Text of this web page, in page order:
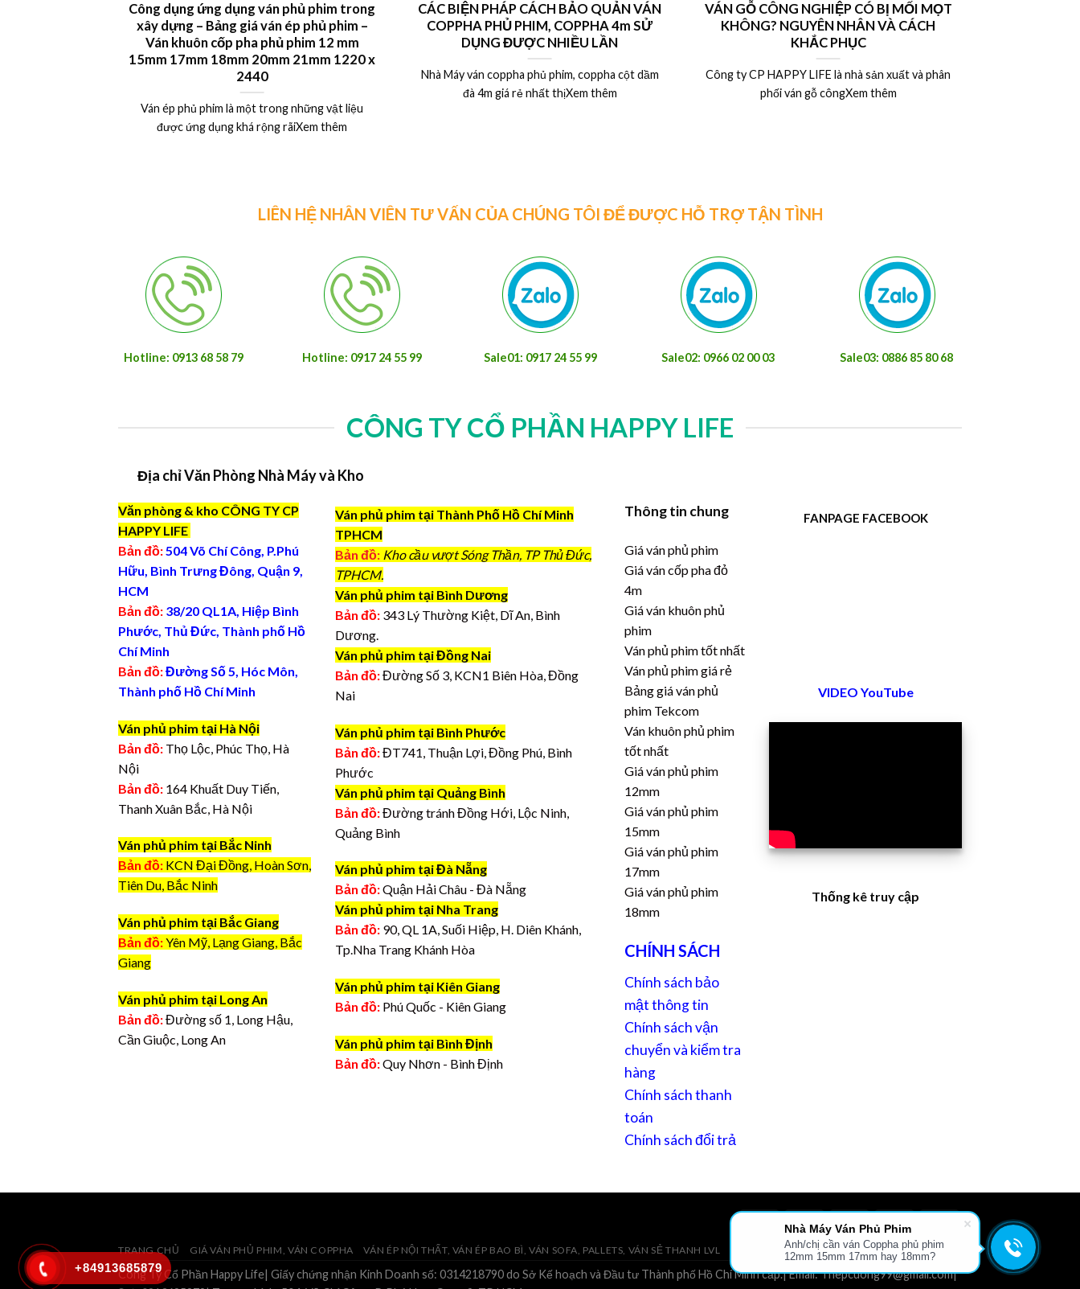
Công dụng ứng dụng ván phủ phim trong
xây dựng – Bảng giá ván ép phủ phim –
Ván khuôn cốp pha phủ phim 12 mm
15mm 17mm 18mm 20mm 21mm 1220 x
2440
Ván ép phủ phim là một trong những vật liệu
được ứng dụng khá rộng rãiXem thêm
CÁC BIỆN PHÁP CÁCH BẢO QUẢN VÁN
COPPHA PHỦ PHIM, COPPHA 4m SỬ
DỤNG ĐƯỢC NHIỀU LẦN
Nhà Máy ván coppha phủ phim, coppha cột dầm
đà 4m giá rẻ nhất thịXem thêm
VÁN GỖ CÔNG NGHIỆP CÓ BỊ MỐI MỌT
KHÔNG? NGUYÊN NHÂN VÀ CÁCH
KHẮC PHỤC
Công ty CP HAPPY LIFE là nhà sản xuất và phân
phối ván gỗ côngXem thêm
LIÊN HỆ NHÂN VIÊN TƯ VẤN CỦA CHÚNG TÔI ĐỂ ĐƯỢC HỖ TRỢ TẬN TÌNH
Hotline: 0913 68 58 79 Hotline: 0917 24 55 99 Sale01: 0917 24 55 99 Sale02: 0966 02 00 03 Sale03: 0886 85 80 68
CÔNG TY CỔ PHẦN HAPPY LIFE
Địa chỉ Văn Phòng Nhà Máy và Kho
Văn phòng & kho CÔNG TY CP
HAPPY LIFE
Bản đồ:504 Võ Chí Công, P.Phú
Hữu, Bình Trưng Đông, Quận 9,
HCM
Bản đồ: 38/20 QL1A, Hiệp Bình
Phước, Thủ Đức, Thành phố Hồ
Chí Minh
Bản đồ:Đường Số 5, Hóc Môn,
Thành phố Hồ Chí Minh
Ván phủ phim tại Hà Nội
Bản đồ: Thọ Lộc, Phúc Thọ, Hà
Nội
Bản đồ: 164 Khuất Duy Tiến,
Thanh Xuân Bắc, Hà Nội
Ván phủ phim tại Bắc Ninh
Bản đồ: KCN Đại Đồng, Hoàn Sơn,
Tiên Du, Bắc Ninh
Ván phủ phim tại Bắc Giang
Bản đồ:Yên Mỹ, Lạng Giang, Bắc
Giang
Ván phủ phim tại Long An
Bản đồ:Đường số 1, Long Hậu,
Cần Giuộc, Long An
Ván phủ phim tại Thành Phố Hồ Chí Minh
TPHCM
Bản đồ: Kho cầu vượt Sóng Thần, TP Thủ Đức,
TPHCM.
Ván phủ phim tại Bình Dương
Bản đồ: 343 Lý Thường Kiệt, Dĩ An, Bình
Dương.
Ván phủ phim tại Đồng Nai
Bản đồ:Đường Số 3, KCN1 Biên Hòa, Đồng
Nai
Ván phủ phim tại Bình Phước
Bản đồ:ĐT741, Thuận Lợi, Đồng Phú, Bình
Phước
Ván phủ phim tại Quảng Bình
Bản đồ:Đường tránh Đồng Hới, Lộc Ninh,
Quảng Bình
Ván phủ phim tại Đà Nẵng
Bản đồ:Quận Hải Châu - Đà Nẵng
Ván phủ phim tại Nha Trang
Bản đồ: 90, QL 1A, Suối Hiệp, H. Diên Khánh,
Tp.Nha Trang Khánh Hòa
Ván phủ phim tại Kiên Giang
Bản đồ: Phú Quốc - Kiên Giang
Ván phủ phim tại Bình Định
Bản đồ:Quy Nhơn - Bình Định
Thông tin chung
Giá ván phủ phim
Giá ván cốp pha đỏ
4m
Giá ván khuôn phủ
phim
Ván phủ phim tốt nhất
Ván phủ phim giá rẻ
Bảng giá ván phủ
phim Tekcom
Ván khuôn phủ phim
tốt nhất
Giá ván phủ phim
12mm
Giá ván phủ phim
15mm
Giá ván phủ phim
17mm
Giá ván phủ phim
18mm
CHÍNH SÁCH
Chính sách bảo
mật thông tin
Chính sách vận
chuyển và kiểm tra
hàng
Chính sách thanh
toán
Chính sách đổi trả
FANPAGE FACEBOOK
VIDEO YouTube
Thống kê truy cập
TRANG CHỦ GIÁ VÁN PHỦ PHIM, VÁN COPPHA VÁN ÉP NỘI THẤT, VÁN ÉP BAO BÌ, VÁN SOFA, PALLETS, VÁN SẺ THANH LVL GIỚI THIỆU TIN TỨC FILE TÀI LIỆU LIÊN HỆ
Công Ty Cổ Phần Happy Life| Giấy chứng nhận Kinh Doanh số: 0314218790 do Sở Kế hoạch và Đầu tư Thành phố Hồ Chí Minh cấp.| Email: Thepcuong99@gmail.com|
+84913685879
Nhà Máy Ván Phủ Phim
Anh/chị cần ván Coppha phủ phim
12mm 15mm 17mm hay 18mm?